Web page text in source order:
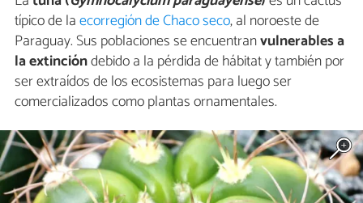
típico de laecorregión de Chaco seco, al noroeste de
Paraguay. Sus poblaciones se encuentranvulnerables a
la extincióndebido a la pérdida de hábitat y también por
ser extraídos de los ecosistemas para luego ser
comercializados como plantas ornamentales.